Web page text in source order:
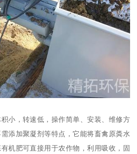
小，转速低，操作简单、安装、维修方
添加聚凝剂等特点，它能将畜禽原粪水
机肥可直接用于农作物，利用吸收，固